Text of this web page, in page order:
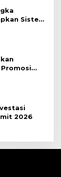
Sistem
2026